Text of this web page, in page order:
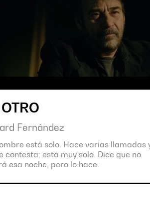
Fernández
está solo. Hace varias llamadas
contesta; está muy solo. Dice que no
esa noche, pero lo hace.